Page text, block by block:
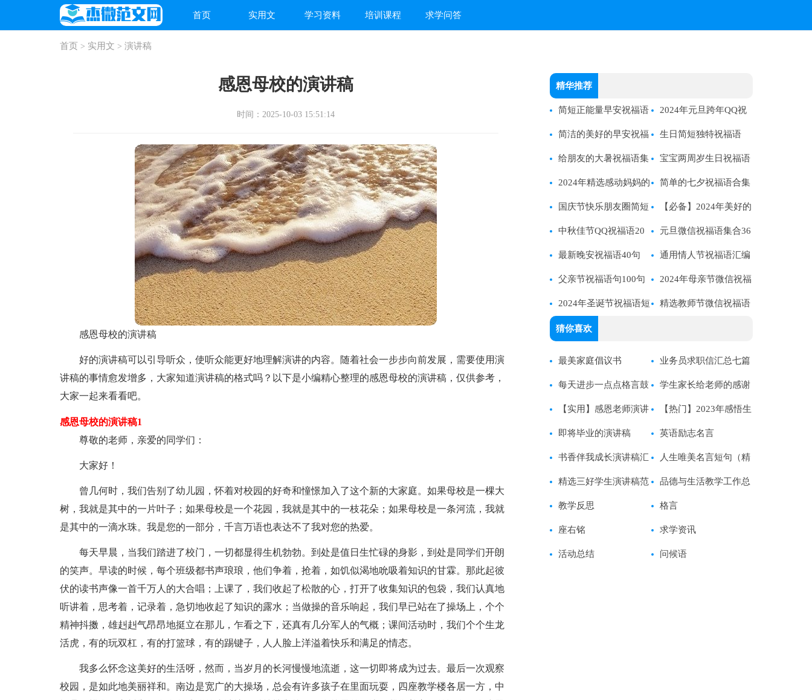
首页 实用文 学习资料 培训课程 求学问答
首页 > 实用文 > 演讲稿
感恩母校的演讲稿
时间：2025-10-03 15:51:14
感恩母校的演讲稿
好的演讲稿可以引导听众，使听众能更好地理解演讲的内容。随着社会一步步向前发展，需要使用演
讲稿的事情愈发增多，大家知道演讲稿的格式吗？以下是小编精心整理的感恩母校的演讲稿，仅供参考，
大家一起来看看吧。
感恩母校的演讲稿1
尊敬的老师，亲爱的同学们：
大家好！
曾几何时，我们告别了幼儿园，怀着对校园的好奇和憧憬加入了这个新的大家庭。如果母校是一棵大
树，我就是其中的一片叶子；如果母校是一个花园，我就是其中的一枝花朵；如果母校是一条河流，我就
是其中的一滴水珠。我是您的一部分，千言万语也表达不了我对您的热爱。
每天早晨，当我们踏进了校门，一切都显得生机勃勃。到处是值日生忙碌的身影，到处是同学们开朗
的笑声。早读的时候，每个班级都书声琅琅，他们争着，抢着，如饥似渴地吮吸着知识的甘霖。那此起彼
伏的读书声像一首千万人的大合唱；上课了，我们收起了松散的心，打开了收集知识的包袋，我们认真地
听讲着，思考着，记录着，急切地收起了知识的露水；当做操的音乐响起，我们早已站在了操场上，个个
精神抖擞，雄赳赳气昂昂地挺立在那儿，乍看之下，还真有几分军人的气概；课间活动时，我们个个生龙
活虎，有的玩双杠，有的打篮球，有的踢键子，人人脸上洋溢着快乐和满足的情态。
我多么怀念这美好的生活呀，然而，当岁月的长河慢慢地流逝，这一切即将成为过去。最后一次观察
校园，是如此地美丽祥和。南边是宽广的大操场，总会有许多孩子在里面玩耍，四座教学楼各居一方，中
精华推荐
简短正能量早安祝福语
汇总135句
2024年元旦跨年QQ祝
福语22句
简洁的美好的早安祝福
语短信大合集55句
生日简短独特祝福语
给朋友的大暑祝福语集
合48条
宝宝两周岁生日祝福语
简短独特
2024年精选感动妈妈的
母亲节祝福语摘录34条
简单的七夕祝福语合集
40条
国庆节快乐朋友圈简短
祝福语
【必备】2024年美好的
早安朋友圈祝福语25句
中秋佳节QQ祝福语20
句
元旦微信祝福语集合36
句
最新晚安祝福语40句 通用情人节祝福语汇编
76句
父亲节祝福语句100句
精选
2024年母亲节微信祝福
语28句
2024年圣诞节祝福语短
信大集合52条
精选教师节微信祝福语
猜你喜欢
最美家庭倡议书 业务员求职信汇总七篇
每天进步一点点格言鼓
励孩子的语言
学生家长给老师的感谢
信
【实用】感恩老师演讲
稿三篇
【热门】2023年感悟生
活语录摘录65句
即将毕业的演讲稿 英语励志名言
书香伴我成长演讲稿汇
编15篇
人生唯美名言短句（精
选30句）
精选三好学生演讲稿范
文锦集六篇
品德与生活教学工作总
结
教学反思 格言
座右铭 求学资讯
活动总结 问候语